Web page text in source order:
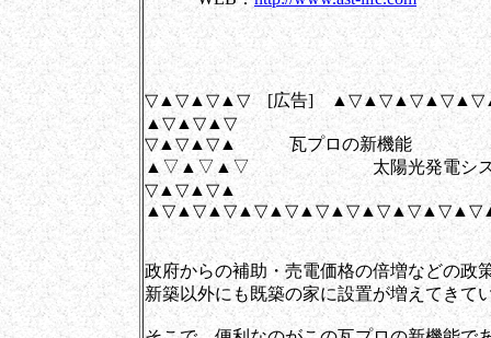
▽▲▽▲▽▲▽ [広告]
▲▽▲▽▲▽
▽▲▽▲▽▲ 瓦プロの新機能
▲▽▲▽▲▽ 太陽光発電シス
▽▲▽▲▽▲
政府からの補助・売電価格の倍増などの政
新築以外にも既築の家に設置が増えてきて